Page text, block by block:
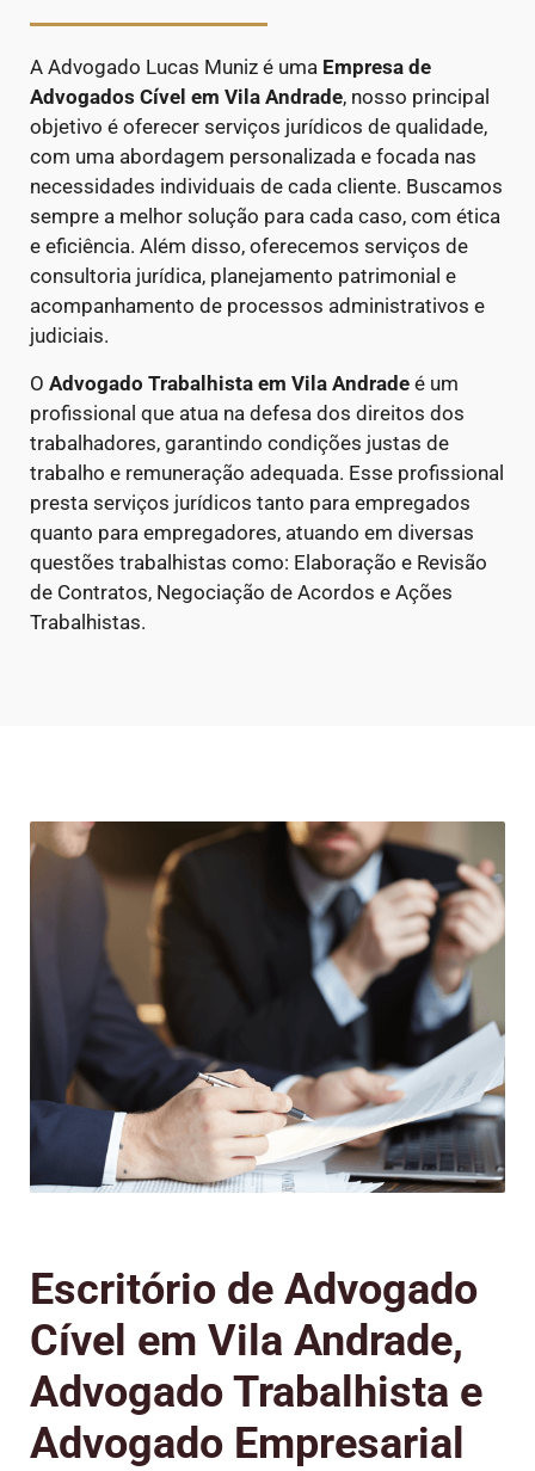
A Advogado Lucas Muniz é uma Empresa de
Advogados Cível em Vila Andrade, nosso principal
objetivo é oferecer serviços jurídicos de qualidade,
com uma abordagem personalizada e focada nas
necessidades individuais de cada cliente. Buscamos
sempre a melhor solução para cada caso, com ética
e eficiência. Além disso, oferecemos serviços de
consultoria jurídica, planejamento patrimonial e
acompanhamento de processos administrativos e
judiciais.
O Advogado Trabalhista em Vila Andrade é um
profissional que atua na defesa dos direitos dos
trabalhadores, garantindo condições justas de
trabalho e remuneração adequada. Esse profissional
presta serviços jurídicos tanto para empregados
quanto para empregadores, atuando em diversas
questões trabalhistas como: Elaboração e Revisão
de Contratos, Negociação de Acordos e Ações
Trabalhistas.
Escritório de Advogado
Cível em Vila Andrade,
Advogado Trabalhista e
Advogado Empresarial